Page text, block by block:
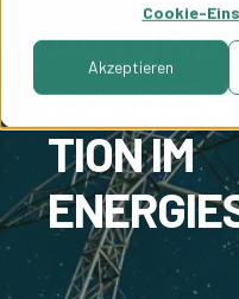
Cookie-
Akzeptieren
TION IM